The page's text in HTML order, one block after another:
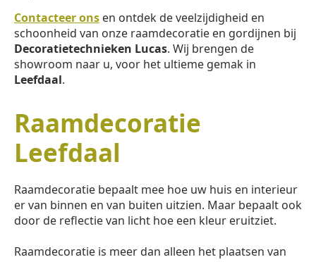
Contacteer ons en ontdek de veelzijdigheid en
schoonheid van onze raamdecoratie en gordijnen bij
Decoratietechnieken Lucas. Wij brengen de
showroom naar u, voor het ultieme gemak in
Leefdaal.
Raamdecoratie
Leefdaal
Raamdecoratie bepaalt mee hoe uw huis en interieur
er van binnen en van buiten uitzien. Maar bepaalt ook
door de reflectie van licht hoe een kleur eruitziet.
Raamdecoratie is meer dan alleen het plaatsen van